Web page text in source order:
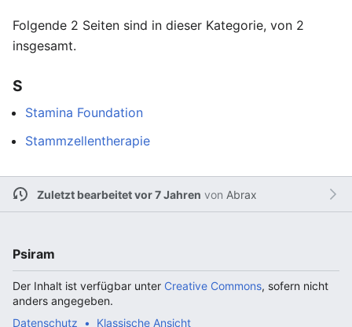
Folgende 2 Seiten sind in dieser Kategorie, von 2
insgesamt.
S
Stamina Foundation
Stammzellentherapie
Zuletzt bearbeitet vor 7 Jahren von Abrax
Psiram
Der Inhalt ist verfügbar unter Creative Commons, sofern nicht
anders angegeben.
Datenschutz
Klassische Ansicht